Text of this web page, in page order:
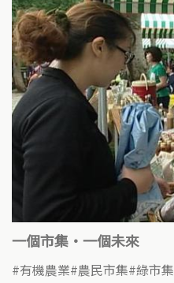
一個市集‧一個未來
有機農業 農民市集 綠市集